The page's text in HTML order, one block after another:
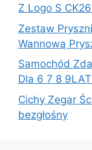
Z Logo S
Zestaw
Wannową
Samochód
Dla 6 7 8
Cichy Zegar
bezgłośny